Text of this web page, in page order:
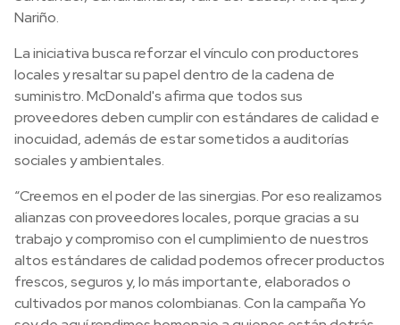
Nariño.
La iniciativa busca reforzar el vínculo con productores
locales y resaltar su papel dentro de la cadena de
suministro. McDonald's afirma que todos sus
proveedores deben cumplir con estándares de calidad e
inocuidad, además de estar sometidos a auditorías
sociales y ambientales.
“Creemos en el poder de las sinergias. Por eso realizamos
alianzas con proveedores locales, porque gracias a su
trabajo y compromiso con el cumplimiento de nuestros
altos estándares de calidad podemos ofrecer productos
frescos, seguros y, lo más importante, elaborados o
cultivados por manos colombianas. Con la campaña Yo